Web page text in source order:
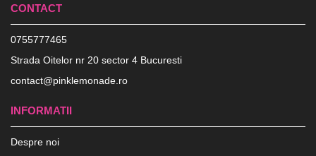
CONTACT
0755777465
Strada Oitelor nr 20 sector 4 Bucuresti
contact@pinklemonade.ro
INFORMATII
Despre noi